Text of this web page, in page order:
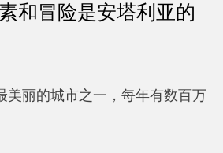
和冒险是安塔利亚的
美丽的城市之一，每年有数百万